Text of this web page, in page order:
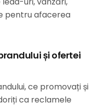
pentru afacerea
și ofertei
ce promovați și
ca reclamele